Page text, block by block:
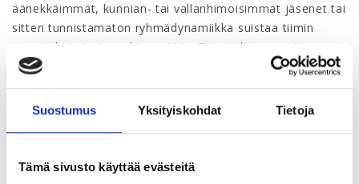
Suostumus Yksityiskohdat Tietoja
Tämä sivusto käyttää evästeitä
äänekkäimmät, kunnian- tai vallanhimoisimmat jäsenet tai
sitten tunnistamaton ryhmädynamiikka suistaa tiimin
perustehtävän jonnekin syrjään. Tiimejäkin on opittava
johtamaan, sillä niistä toki saadaan luovia ja jäseniään
sitouttavia.
Koulutus koostuu luennosta ja osallistujien
työskentelystä, joiden avulla opit perusasioita tiimien
merkityksestä, ryhmädynamiikasta, vallasta ja vastuusta